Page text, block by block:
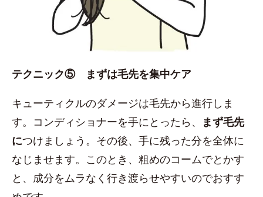
テクニック⑤ まずは毛先を集中ケア
キューティクルのダメージは毛先から進行しま
す。コンディショナーを手にとったら、
まず毛先
につけましょう。その後、手に残った分を全体に
なじませます。このとき、粗めのコームでとかす
と、成分をムラなく行き渡らせやすいのでおすす